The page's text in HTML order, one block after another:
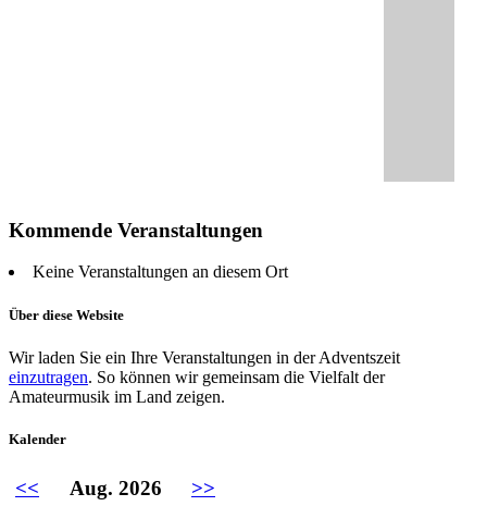
Kommende Veranstaltungen
Keine Veranstaltungen an diesem Ort
Über diese Website
Wir laden Sie ein Ihre Veranstaltungen in der Adventszeit
einzutragen. So können wir gemeinsam die Vielfalt der
Amateurmusik im Land zeigen.
Kalender
<< Aug. 2026 >>